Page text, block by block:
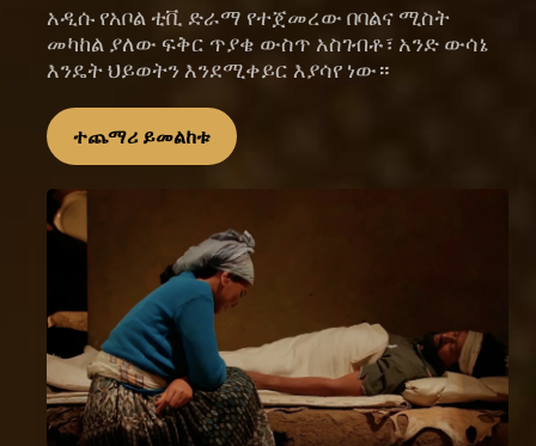
አዲሱ የአቦል ቲቪ ድራማ የተጀመረው በባልና ሚስት
መካከል ያለው ፍቅር ጥያቄ ውስጥ አስገብቶ፣ አንድ ውሳኔ
እንዴት ህይወትን እንደሚቀይር እያሳየ ነው።
ተጨማሪ ይመልከቱ